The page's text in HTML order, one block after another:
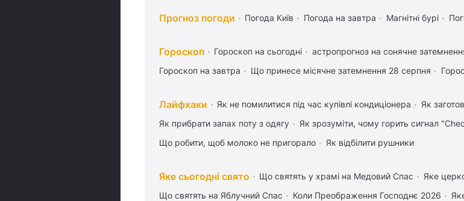
Прогноз погоди Погода Київ Погода на завтра Магнітні бурі
Гороскоп Гороскоп на сьогодні астропрогноз на сонячне
Гороскоп на завтра
Що принесе місячне затемнення 28 серпня
Лайфхаки Як не помилитися під час купівлі кондиціонера
Як
Як прибрати запах поту з одягу
Як зрозуміти, чому горить сигнал
Що робити, щоб молоко не пригорало
Як відбілити рушники
Яке сьогодні свято Що святять у храмі на Медовий Спас Яке
Що святять на Яблучний Спас
Коли Преображення Господнє 2026